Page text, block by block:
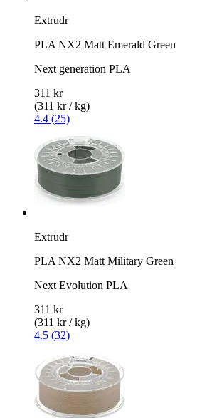
Extrudr
PLA NX2 Matt Emerald Green
Next generation PLA
311 kr
(311 kr / kg)
4.4 (25)
Extrudr
PLA NX2 Matt Military Green
Next Evolution PLA
311 kr
(311 kr / kg)
4.5 (32)